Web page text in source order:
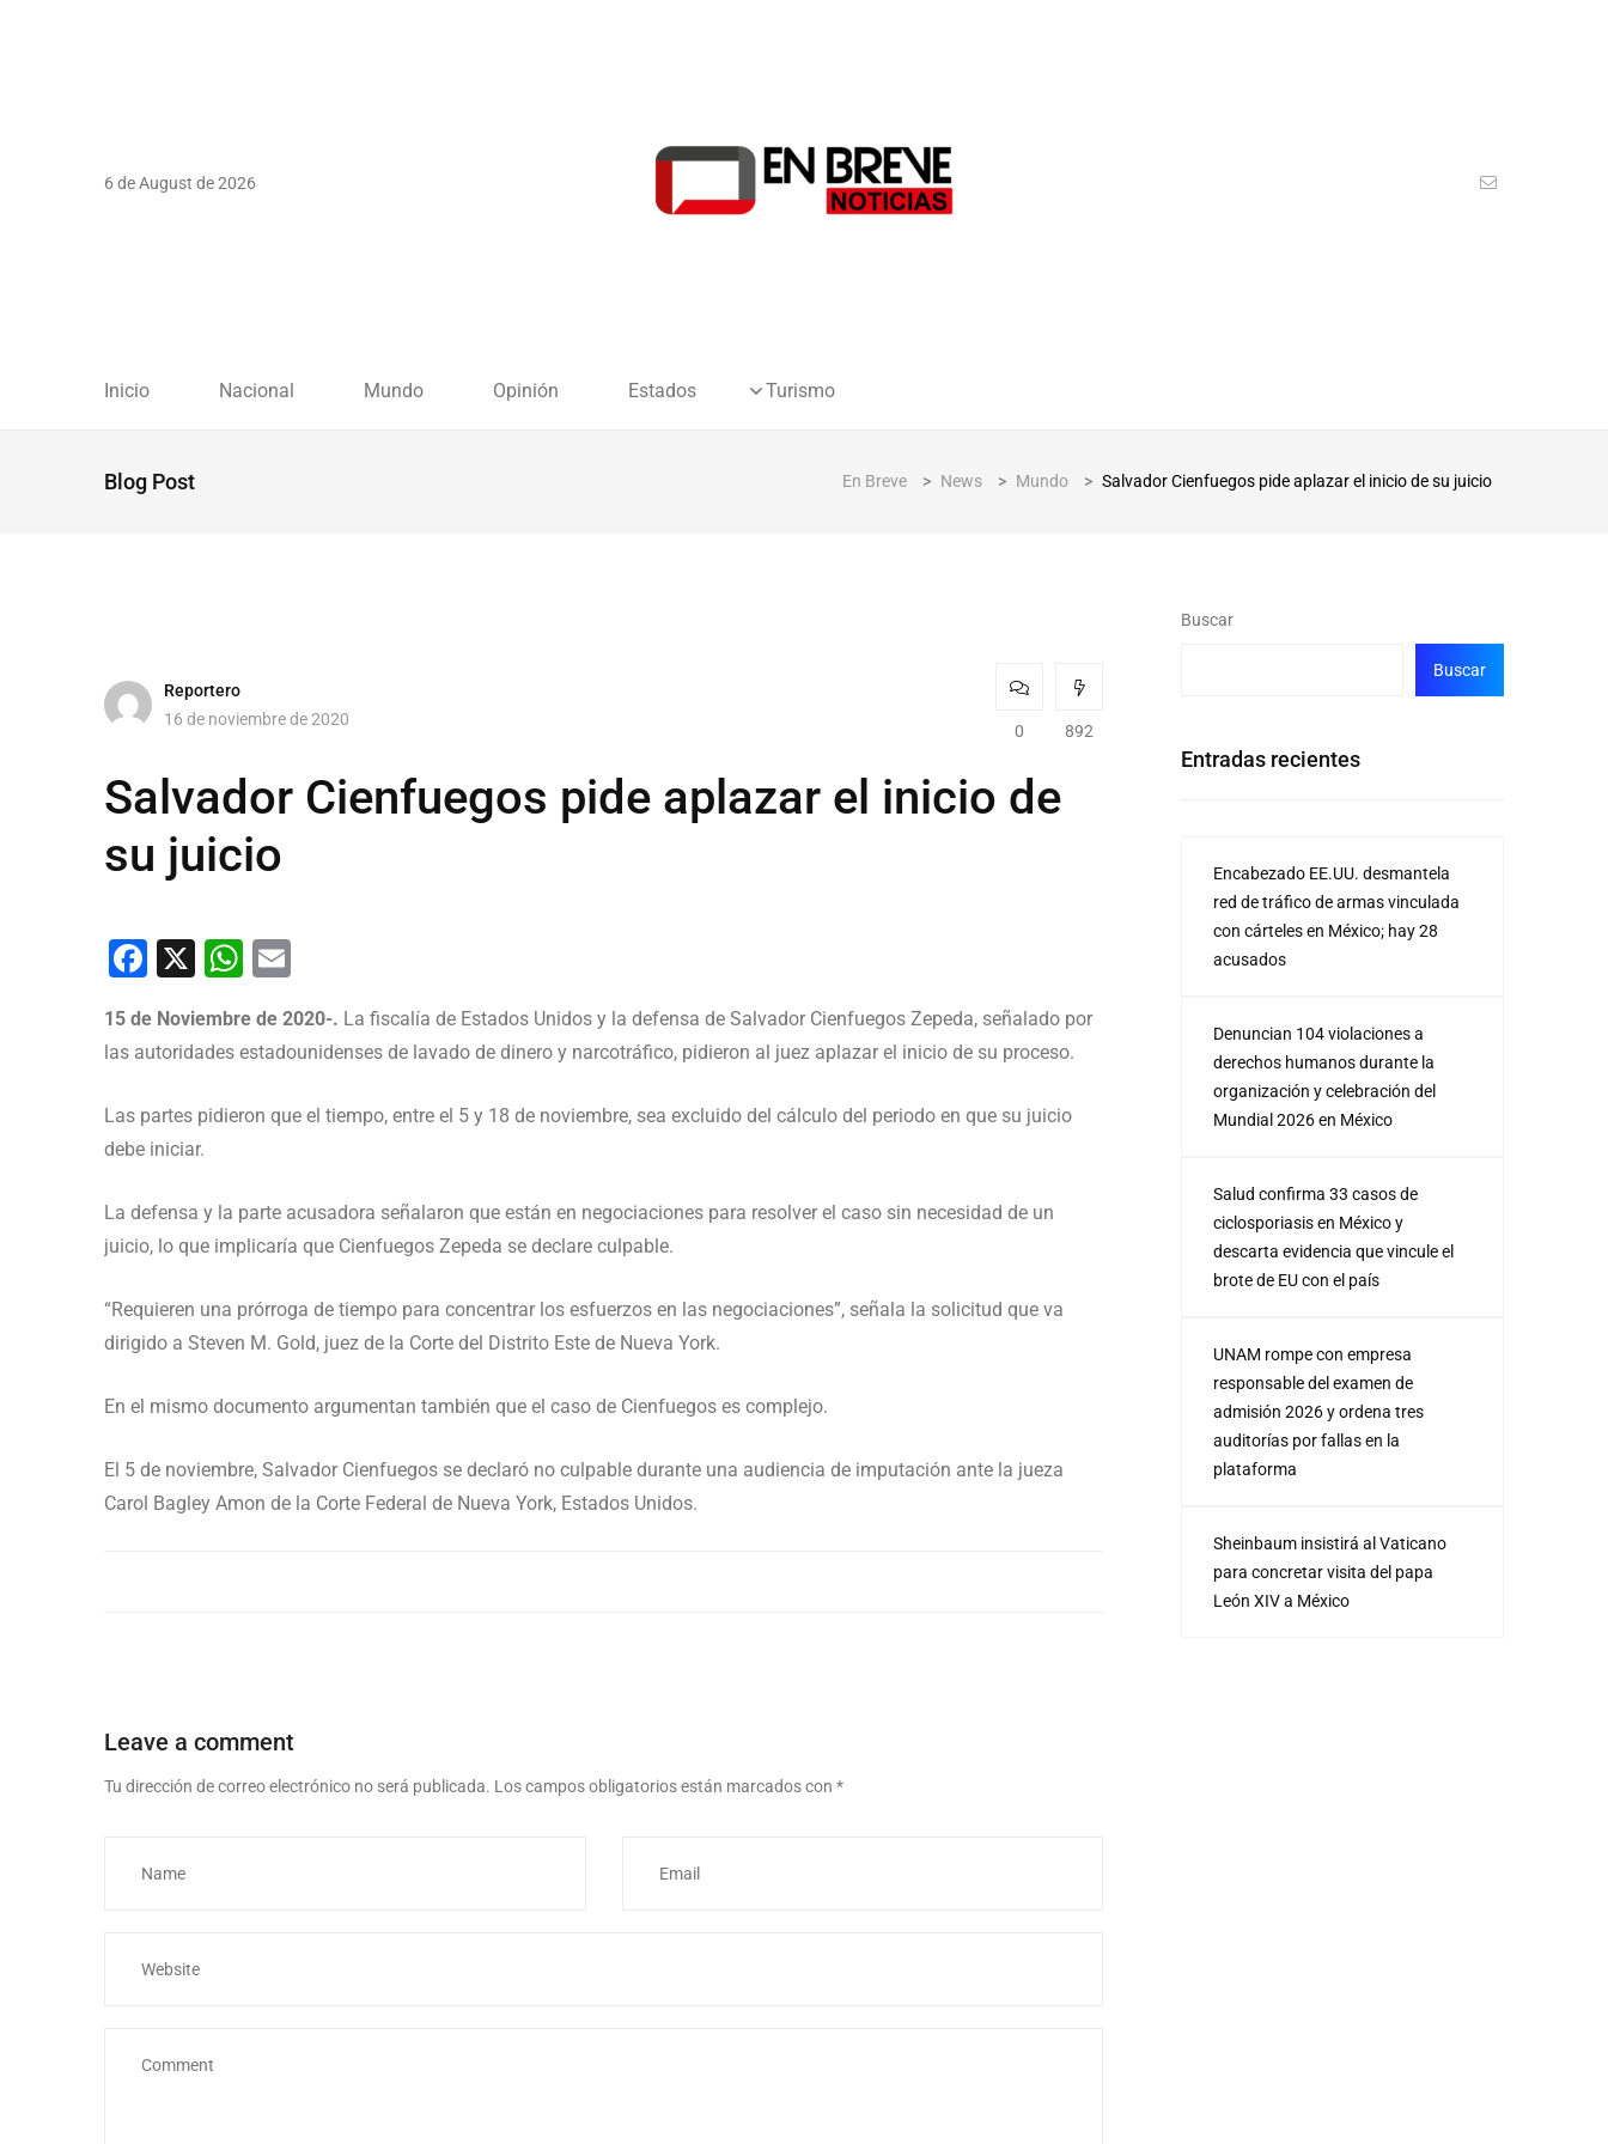
6 de August de 2026
Inicio Nacional Mundo Opinión Estados Turismo
Blog Post En Breve > News > Mundo > Salvador Cienfuegos pide aplazar el inicio de su juicio
Reportero
16 de noviembre de 2020
0 892
Salvador Cienfuegos pide aplazar el inicio de
su juicio
Facebook
X WhatsApp
15 de Noviembre de 2020-. La fiscalía de Estados Unidos y la defensa de Salvador Cienfuegos Zepeda, señalado por
las autoridades estadounidenses de lavado de dinero y narcotráfico, pidieron al juez aplazar el inicio de su proceso.
Las partes pidieron que el tiempo, entre el 5 y 18 de noviembre, sea excluido del cálculo del periodo en que su juicio
debe iniciar.
La defensa y la parte acusadora señalaron que están en negociaciones para resolver el caso sin necesidad de un
juicio, lo que implicaría que Cienfuegos Zepeda se declare culpable.
“Requieren una prórroga de tiempo para concentrar los esfuerzos en las negociaciones”, señala la solicitud que va
dirigido a Steven M. Gold, juez de la Corte del Distrito Este de Nueva York.
En el mismo documento argumentan también que el caso de Cienfuegos es complejo.
El 5 de noviembre, Salvador Cienfuegos se declaró no culpable durante una audiencia de imputación ante la jueza
Carol Bagley Amon de la Corte Federal de Nueva York, Estados Unidos.
Leave a comment
Tu dirección de correo electrónico no será publicada. Los campos obligatorios están marcados con *
Buscar
Buscar
Entradas recientes
Encabezado EE.UU. desmantela
red de tráfico de armas vinculada
con cárteles en México; hay 28
acusados
Denuncian 104 violaciones a
derechos humanos durante la
organización y celebración del
Mundial 2026 en México
Salud confirma 33 casos de
ciclosporiasis en México y
descarta evidencia que vincule el
brote de EU con el país
UNAM rompe con empresa
responsable del examen de
admisión 2026 y ordena tres
auditorías por fallas en la
plataforma
Sheinbaum insistirá al Vaticano
para concretar visita del papa
León XIV a México